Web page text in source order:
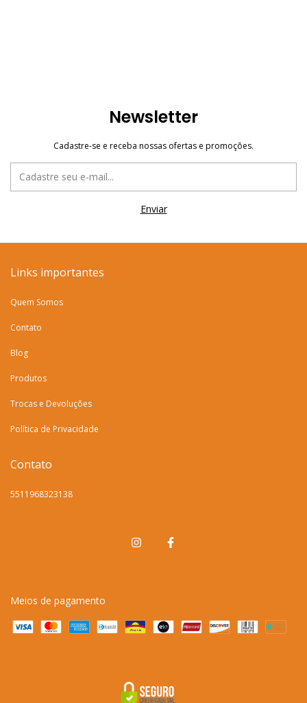
Newsletter
Cadastre-se e receba nossas ofertas e promoções.
Links importantes
Quem Somos
Contato
Blog
Produtos
Trocas e Devoluções
Política de Privacidade
Contato
5511968323138
Meios de pagamento